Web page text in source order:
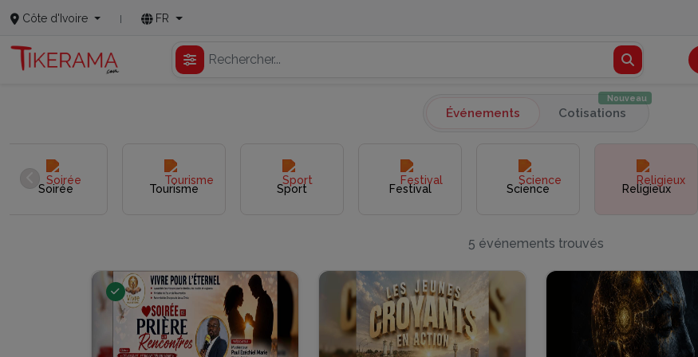
Côte d'Ivoire FR
Événements Cotisations
Nouveau
Soirée Tourisme Sport Festival Science Religieux
5 événements trouvés